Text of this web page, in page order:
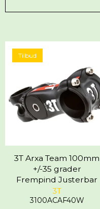
Tilbud
3T Arxa Team 100mm
+/-35 grader
Frempind Justerbar
3T
3100ACAF40W